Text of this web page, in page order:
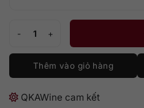
Thêm vào giỏ hàng
QKAWine cam kết